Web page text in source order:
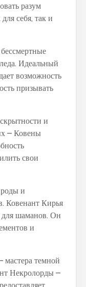
разум
себя, так и
Идеальный
возможность
призывать
и
– Ковены
свои
и
Ковенант Кирья
шаманов. Он
и
темной
Некролорды –